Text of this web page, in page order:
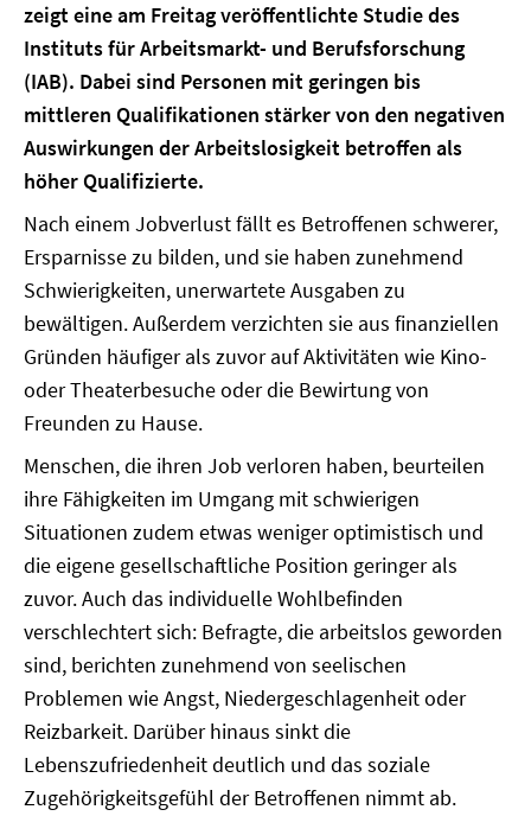
zeigt eine am Freitag veröffentlichte Studie des
Instituts für Arbeitsmarkt- und Berufsforschung
(IAB). Dabei sind Personen mit geringen bis
mittleren Qualifikationen stärker von den negativen
Auswirkungen der Arbeitslosigkeit betroffen als
höher Qualifizierte.
Nach einem Jobverlust fällt es Betroffenen schwerer,
Ersparnisse zu bilden, und sie haben zunehmend
Schwierigkeiten, unerwartete Ausgaben zu
bewältigen. Außerdem verzichten sie aus finanziellen
Gründen häufiger als zuvor auf Aktivitäten wie Kino-
oder Theaterbesuche oder die Bewirtung von
Freunden zu Hause.
Menschen, die ihren Job verloren haben, beurteilen
ihre Fähigkeiten im Umgang mit schwierigen
Situationen zudem etwas weniger optimistisch und
die eigene gesellschaftliche Position geringer als
zuvor. Auch das individuelle Wohlbefinden
verschlechtert sich: Befragte, die arbeitslos geworden
sind, berichten zunehmend von seelischen
Problemen wie Angst, Niedergeschlagenheit oder
Reizbarkeit. Darüber hinaus sinkt die
Lebenszufriedenheit deutlich und das soziale
Zugehörigkeitsgefühl der Betroffenen nimmt ab.